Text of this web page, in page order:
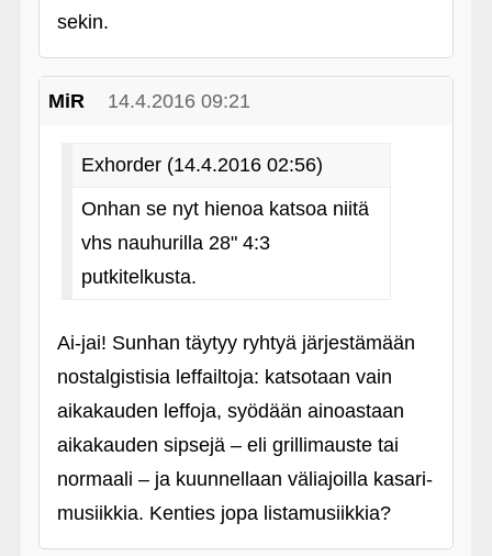
sekin.
MiR 14.4.2016 09:21
Exhorder (14.4.2016 02:56)
Onhan se nyt hienoa katsoa niitä
vhs nauhurilla 28" 4:3
putkitelkusta.
Ai-jai! Sunhan täytyy ryhtyä järjestämään
nostalgistisia leffailtoja: katsotaan vain
aikakauden leffoja, syödään ainoastaan
aikakauden sipsejä – eli grillimauste tai
normaali – ja kuunnellaan väliajoilla kasari-
musiikkia. Kenties jopa listamusiikkia?